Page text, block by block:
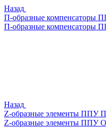
Назад
П-образные компенсаторы
П-образные компенсаторы
Назад
Z-образные элементы ППУ
Z-образные элементы ППУ